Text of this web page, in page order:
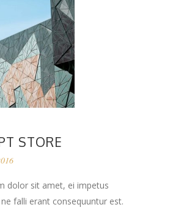
STORE
dolor sit amet, ei impetus
falli erant consequuntur est.